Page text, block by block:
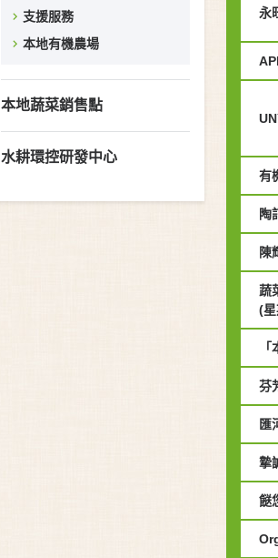
支援服務
本地有機農場
本地蔬菜銷售點
水耕環控研發中心
永
有
陶
陳
蔬
(
芬
匯
摯
餸